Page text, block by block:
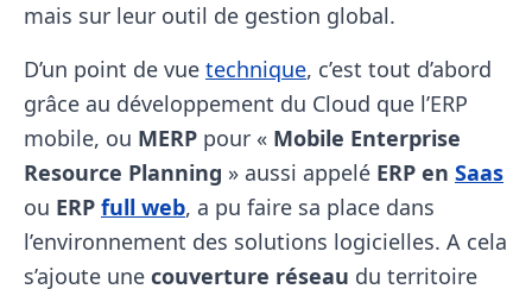
mais sur leur outil de gestion global.
D’un point de vue technique, c’est tout d’abord
grâce au développement du Cloud que l’ERP
mobile, ou MERP pour « Mobile Enterprise
Resource Planning » aussi appelé ERP en Saas
ou ERP full web, a pu faire sa place dans
l’environnement des solutions logicielles. A cela
s’ajoute une couverture réseau du territoire